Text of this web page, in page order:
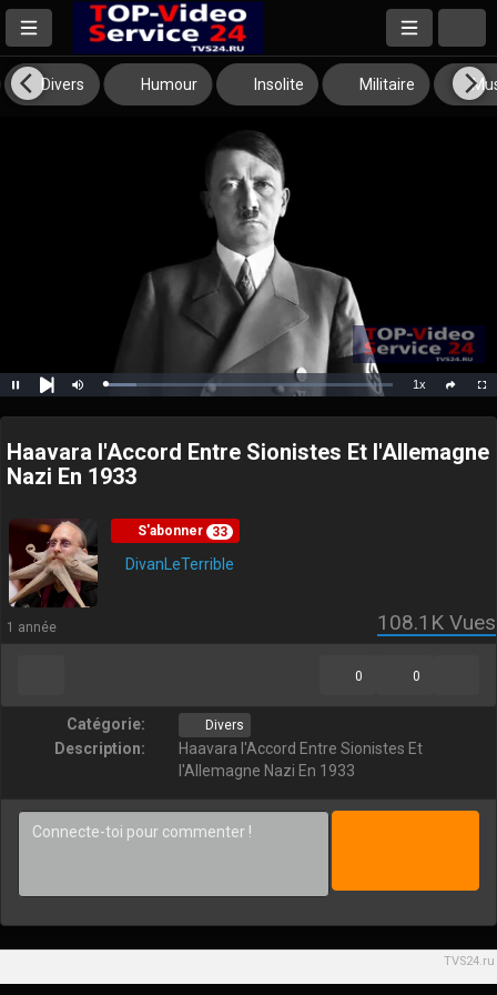
Divers Humour Insolite Militaire
Pause
Next
Mute Loaded:
10.98%
1xPlayback
Rate
Haavara l'Accord Entre Sionistes Et l'Allemagne
Nazi En 1933
S'abonner 33
DivanLeTerrible
1 année 108.1K Vues
0
0
Catégorie: Divers
Description:
Haavara l'Accord Entre Sionistes Et
l'Allemagne Nazi En 1933
TVS24.ru